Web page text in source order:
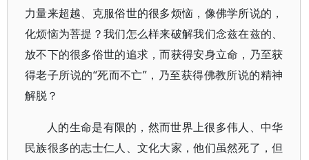
力量来超越、克服俗世的很多烦恼，像佛学所说的，
化烦恼为菩提？我们怎么样来破解我们念兹在兹的、
放不下的很多俗世的追求，而获得安身立命，乃至获
得老子所说的“死而不亡”，乃至获得佛教所说的精神
解脱？
人的生命是有限的，然而世界上很多伟人、中华
民族很多的志士仁人、文化大家，他们虽然死了，但